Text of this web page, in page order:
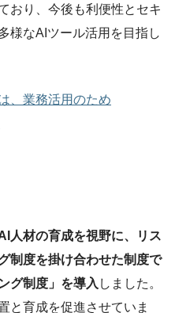
おり、今後も利便性とセキ
様なAIツール活用を目指し
、業務活用のため
人材の育成を視野に、リス
制度を掛け合わせた制度で
グ制度」を導入 しました。
と育成を促進させていま